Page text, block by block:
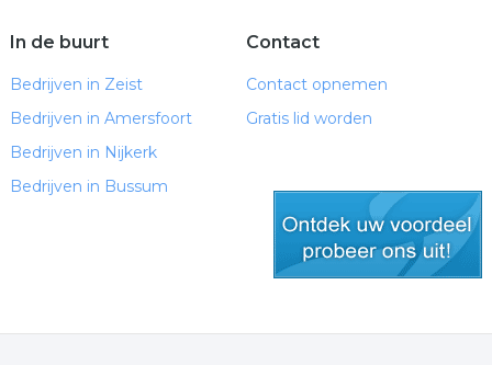
In de buurt
Bedrijven in Zeist
Bedrijven in Amersfoort
Bedrijven in Nijkerk
Bedrijven in Bussum
Contact
Contact opnemen
Gratis lid worden